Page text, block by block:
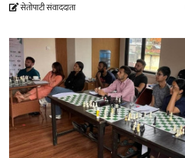
सेतोपाटी संवाददाता